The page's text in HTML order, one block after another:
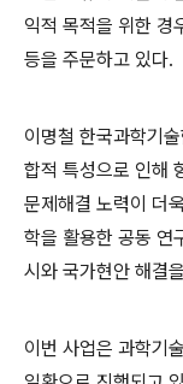
익적 목적을 위한 경
등을 주문하고 있다.
이명철 한국과학기
합적 특성으로 인해
문제해결 노력이 더
학을 활용한 공동 연
시와 국가현안 해결
이번 사업은 과학기